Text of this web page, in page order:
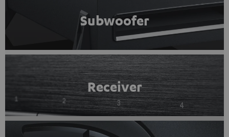
Subwoofer
Receiver